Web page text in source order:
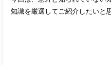
知識を厳選してご紹介したいと